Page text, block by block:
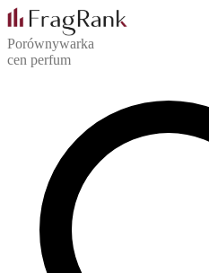
Porównywarka
cen perfum